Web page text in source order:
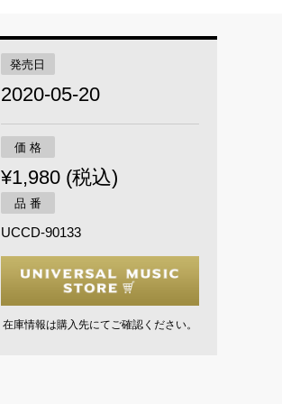
発売日
2020-05-20
価 格
¥1,980 (税込)
品 番
UCCD-90133
在庫情報は購入先にてご確認ください。